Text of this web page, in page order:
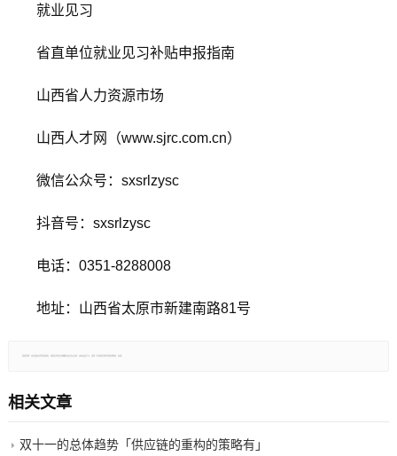
就业见习
省直单位就业见习补贴申报指南
山西省人力资源市场
山西人才网（www.sjrc.com.cn）
微信公众号：sxsrlzysc
抖音号：sxsrlzysc
电话：0351-8288008
地址：山西省太原市新建南路81号
相关文章
双十一的总体趋势「供应链的重构的策略有」